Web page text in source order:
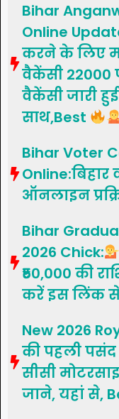
Bihar
Online
करने के लिए
वैकेंसी 22000
वैकेंसी जारी
साथ,Best
Bihar Voter
Online:बिहार
ऑनलाइन
Bihar
2026 Chick:
₹50,000 की
करें इस लिंक
New 2026
की पहली
सीसी
जाने, यहां से,